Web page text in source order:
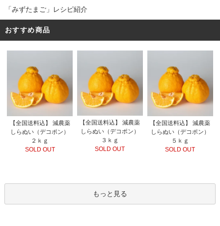
「みずたまご」レシピ紹介
おすすめ商品
【全国送料込】 減農薬
しらぬい（デコポン）
２ｋｇ
SOLD OUT
【全国送料込】 減農薬
しらぬい（デコポン）
３ｋｇ
SOLD OUT
【全国送料込】 減農薬
しらぬい（デコポン）
５ｋｇ
SOLD OUT
もっと見る